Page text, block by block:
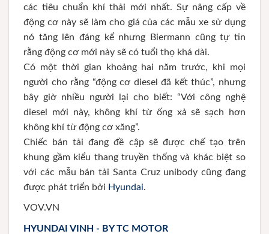
các tiêu chuẩn khí thải mới nhất. Sự nâng cấp về
động cơ này sẽ làm cho giá của các mẫu xe sử dụng
nó tăng lên đáng kể nhưng Biermann cũng tự tin
rằng động cơ mới này sẽ có tuổi thọ khá dài.
Có một thời gian khoảng hai năm trước, khi mọi
người cho rằng “động cơ diesel đã kết thúc”, nhưng
bây giờ nhiều người lại cho biết: “Với công nghệ
diesel mới này, không khí từ ống xả sẽ sạch hơn
không khí từ động cơ xăng”.
Chiếc bán tải đang đề cập sẽ được chế tạo trên
khung gầm kiểu thang truyền thống và khác biệt so
với các mẫu bán tải Santa Cruz unibody cũng đang
được phát triển bởi Hyundai.
VOV.VN
HYUNDAI VINH - BY TC MOTOR